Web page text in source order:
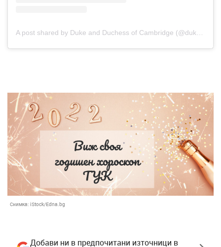
Снимка: iStock/Edna.bg
Добави ни в предпочитани източници в